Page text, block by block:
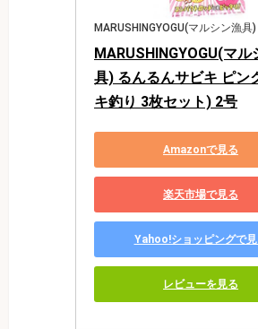
MARUSHINGYOGU(マルシン漁具)
MARUSHINGYOGU(マル
具) るんるんサビキ ピン
キ釣り 3枚セット) 2号
Amazonで見る
楽天市場で見る
Yahoo!ショッピングで見
レビューを見る